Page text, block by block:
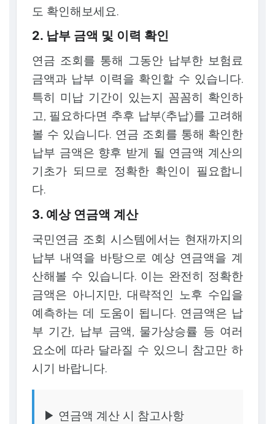
도 확인해보세요.
2. 납부 금액 및 이력 확인
연금 조회를 통해 그동안 납부한 보험료
금액과 납부 이력을 확인할 수 있습니다.
특히 미납 기간이 있는지 꼼꼼히 확인하
고, 필요하다면 추후 납부(추납)를 고려해
볼 수 있습니다. 연금 조회를 통해 확인한
납부 금액은 향후 받게 될 연금액 계산의
기초가 되므로 정확한 확인이 필요합니
다.
3. 예상 연금액 계산
국민연금 조회 시스템에서는 현재까지의
납부 내역을 바탕으로 예상 연금액을 계
산해볼 수 있습니다. 이는 완전히 정확한
금액은 아니지만, 대략적인 노후 수입을
예측하는 데 도움이 됩니다. 연금액은 납
부 기간, 납부 금액, 물가상승률 등 여러
요소에 따라 달라질 수 있으니 참고만 하
시기 바랍니다.
▶ 연금액 계산 시 참고사항